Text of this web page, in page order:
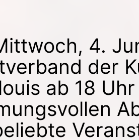
4.
der
ab 18